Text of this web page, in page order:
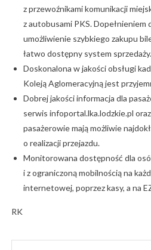
z przewoźnikami komunikacji
z autobusami PKS.
umożliwienie szybkiego zakupu
łatwo dostępny system sprzedaży.
Doskonalona w jakości obsługi
Koleją Aglomeracyjną jest
Dobrej jakości informacja dla
serwis infoportal.lka.lodzkie.pl
pasażerowie mają możliwie
o realizacji przejazdu.
Monitorowana dostępność dla
i z ograniczoną mobilnością na
internetowej, poprzez kasy, a na
RK